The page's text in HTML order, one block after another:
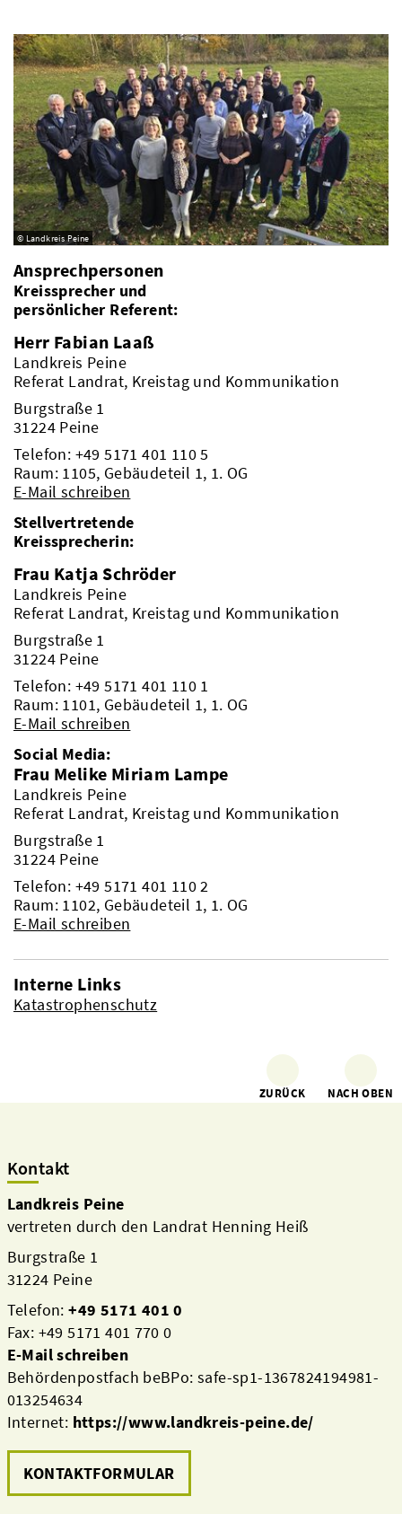
Aktuelles
© Landkreis Peine
Ansprechpersonen
Kreissprecher und
persönlicher Referent:
Herr Fabian Laaß
Landkreis Peine
Referat Landrat, Kreistag und Kommunikation
Burgstraße 1
31224 Peine
Telefon: +49 5171 401 110 5
Raum: 1105, Gebäudeteil 1, 1. OG
E-Mail schreiben
Stellvertretende
Kreissprecherin:
Frau Katja Schröder
Landkreis Peine
Referat Landrat, Kreistag und Kommunikation
Burgstraße 1
31224 Peine
Telefon: +49 5171 401 110 1
Raum: 1101, Gebäudeteil 1, 1. OG
E-Mail schreiben
Social Media:
Frau Melike Miriam Lampe
Landkreis Peine
Referat Landrat, Kreistag und Kommunikation
Burgstraße 1
31224 Peine
Telefon: +49 5171 401 110 2
Raum: 1102, Gebäudeteil 1, 1. OG
E-Mail schreiben
Interne Links
Katastrophenschutz
ZURÜCK NACH OBEN
Kontakt
Landkreis Peine
vertreten durch den Landrat Henning Heiß
Burgstraße 1
31224 Peine
Telefon:+49 5171 401 0
Fax: +49 5171 401 770 0
E-Mail schreiben
Behördenpostfach beBPo: safe-sp1-1367824194981-
013254634
Internet: https://www.landkreis-peine.de/
KONTAKTFORMULAR